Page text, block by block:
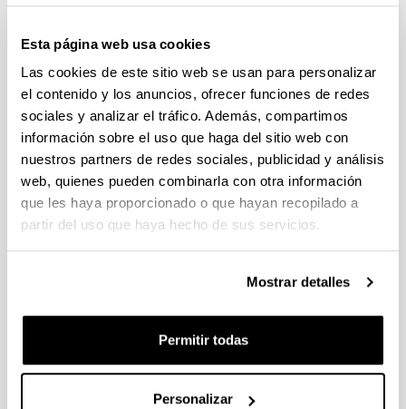
Esta página web usa cookies
Las cookies de este sitio web se usan para personalizar
el contenido y los anuncios, ofrecer funciones de redes
sociales y analizar el tráfico. Además, compartimos
información sobre el uso que haga del sitio web con
nuestros partners de redes sociales, publicidad y análisis
web, quienes pueden combinarla con otra información
que les haya proporcionado o que hayan recopilado a
partir del uso que haya hecho de sus servicios.
Mostrar detalles
Permitir todas
Personalizar
FUNDACION LA CAIXA JUNIOR LEADER RETAINING
PROGRAMME 2027
CONVOCATORIA PARA LA CONTRATACIÓN DE
PERSONAL INVESTIGADOR DOCTOR EN LA UPV/EHU
Trámite abierto (Plazo de presentación de solicitudes: 03/06/2026 -
25/06/2026 23:59)
16/07/2026: Listado provisional de solicitudes admitidas y
excluidas para evaluación. Plazo alegaciones: del 17/07/2026
al 30/07/2026 (ambos incluídos)
CONVOCATORIA 2026-I PARA LA CONTRATACIÓN DE
GRUPO/PROYECTO DE INVESTIGACIÓN
09/07/2026: Fase 2. Resolución Definitiva de concedidos y